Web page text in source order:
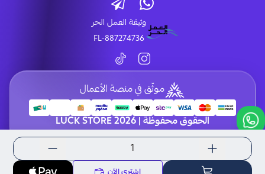
وثيقة العمل الحر
FL-887274736
موثّق في منصة الأعمال
الحقوق محفوظة | 2026 LUCK STORE